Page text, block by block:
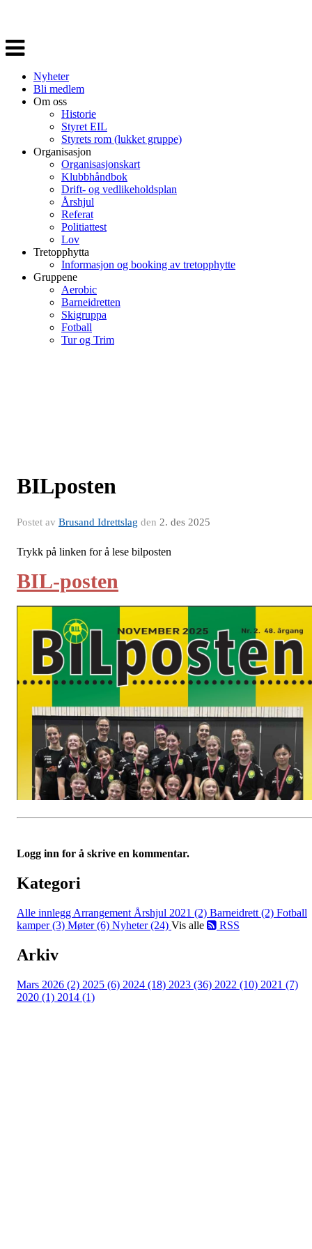
Veksle
navigasjon
Nyheter
Bli medlem
Om oss
Historie
Styret EIL
Styrets rom (lukket gruppe)
Organisasjon
Organisasjonskart
Klubbhåndbok
Drift- og vedlikeholdsplan
Årshjul
Referat
Politiattest
Lov
Tretopphytta
Informasjon og booking av tretopphytte
Gruppene
Aerobic
Barneidretten
Skigruppa
Fotball
Tur og Trim
BILposten
Postet av Brusand Idrettslag den 2. des 2025
Trykk på linken for å lese bilposten
BIL-posten
Logg inn for å skrive en kommentar.
Kategori
Alle innlegg Arrangement Årshjul 2021 (2) Barneidrett (2) Fotball
kamper (3) Møter (6) Nyheter (24) Vis alle RSS
Arkiv
Mars 2026 (2) 2025 (6) 2024 (18) 2023 (36) 2022 (10) 2021 (7)
2020 (1) 2014 (1)